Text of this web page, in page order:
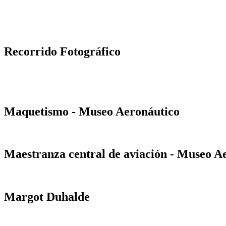
Recorrido Fotográfico
Maquetismo - Museo Aeronáutico
Maestranza central de aviación - Museo
Margot Duhalde